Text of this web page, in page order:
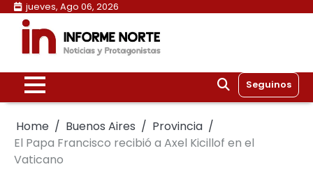
Skip
content
jueves, Ago 06, 2026
Seguinos
Home Buenos Aires
Provincia
El Papa Francisco recibió a Axel Kicillof en el
Vaticano